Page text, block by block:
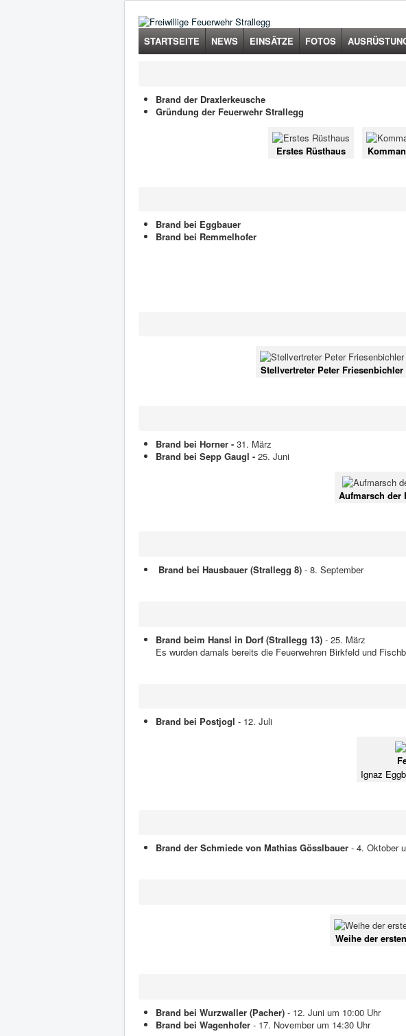
STARTSEITE NEWS EINSÄTZE FOTOS
Brand der Draxlerkeusche
Gründung der Feuerwehr Strallegg
Erstes Rüsthaus
Brand bei Eggbauer
Brand bei Remmelhofer
Stellvertreter Peter Friesenbichler
Brand bei Horner - 31. März
Brand bei Sepp Gaugl - 25. Juni
Aufmarsch der
Brand bei Hausbauer (Strallegg 8) - 8. September
Brand beim Hansl in Dorf (Strallegg 13) - 25. März
Es wurden damals bereits die Feuerwehren Birkfeld und
Brand bei Postjogl - 12. Juli
Ignaz
Brand der Schmiede von Mathias Gösslbauer - 4. Oktober
Weihe der
Brand bei Wurzwaller (Pacher) - 12. Juni um 10:00 Uhr
Brand bei Wagenhofer - 17. November um 14:30 Uhr